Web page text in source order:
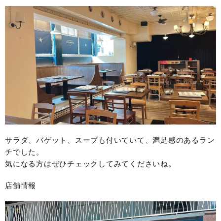
サラダ、バゲット、スープも付いていて、満足感のあるラン
チでした。
気になる方はぜひチェックしてみてくださいね。
店舗情報